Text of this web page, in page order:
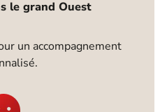
le grand Ouest
un accompagnement